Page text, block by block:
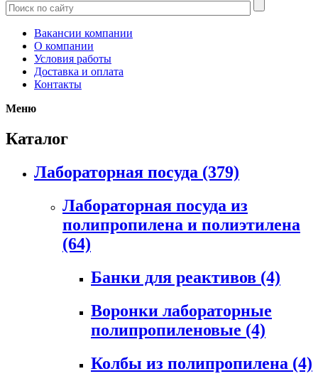
Вакансии компании
О компании
Условия работы
Доставка и оплата
Контакты
Меню
Каталог
Лабораторная посуда (379)
Лабораторная посуда из
полипропилена и полиэтилена
(64)
Банки для реактивов (4)
Воронки лабораторные
полипропиленовые (4)
Колбы из полипропилена (4)